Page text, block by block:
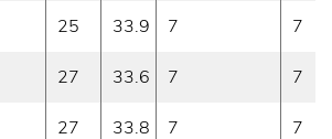
25 33.9 7 7
27 33.6 7 7
27 33.8 7 7